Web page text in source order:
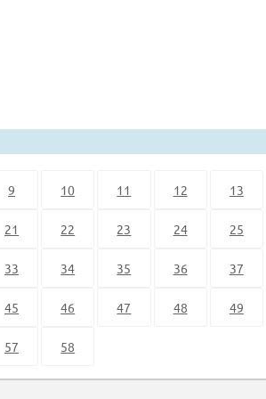
9 10 11 12 13
21 22 23 24 25
33 34 35 36 37
45 46 47 48 49
57 58